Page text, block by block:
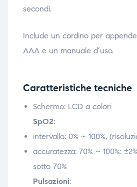
secondi.
Include un cordino per
AAA e un manuale d’uso.
Caratteristiche tecniche
Schermo: LCD a colori
SpO2:
intervallo: 0% ~ 100%,
accuratezza: 70% ~ 100%:
sotto 70%
Pulsazioni: